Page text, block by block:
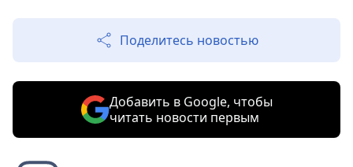
Поделитесь новостью
Добавить в Google, чтобы
читать новости первым